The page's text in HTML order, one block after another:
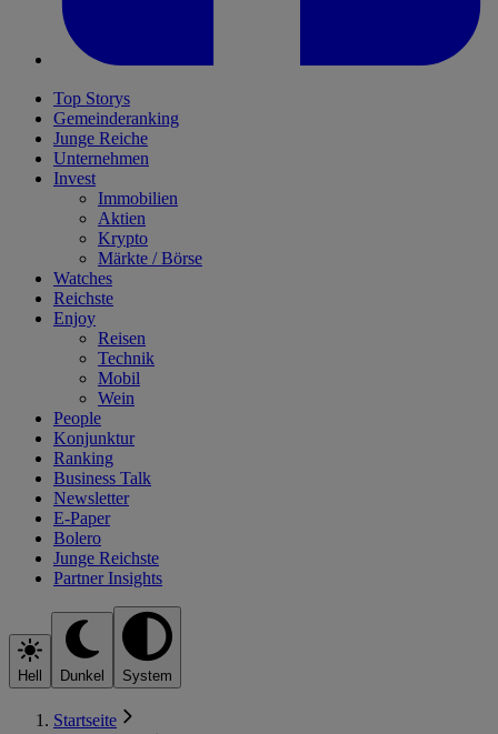
Top Storys
Gemeinderanking
Junge Reiche
Unternehmen
Invest
Immobilien
Aktien
Krypto
Märkte / Börse
Watches
Reichste
Enjoy
Reisen
Technik
Mobil
Wein
People
Konjunktur
Ranking
Business Talk
Newsletter
E-Paper
Bolero
Junge Reichste
Partner Insights
Hell Dunkel System
Startseite